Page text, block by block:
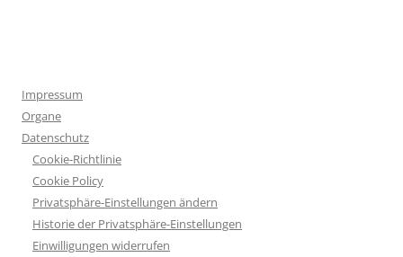
Impressum
Organe
Datenschutz
Cookie-Richtlinie
Cookie Policy
Privatsphäre-Einstellungen ändern
Historie der Privatsphäre-Einstellungen
Einwilligungen widerrufen